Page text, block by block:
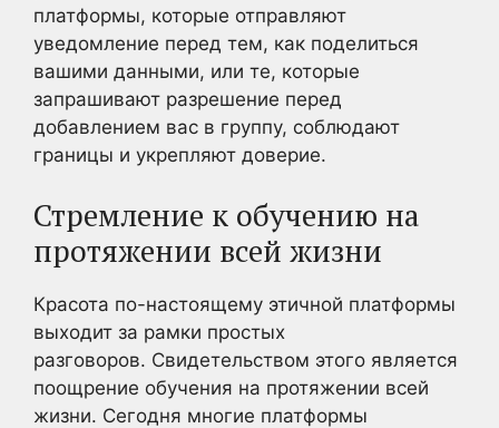
платформы, которые отправляют
уведомление перед тем, как поделиться
вашими данными, или те, которые
запрашивают разрешение перед
добавлением вас в группу, соблюдают
границы и укрепляют доверие.
Стремление к обучению на
протяжении всей жизни
Красота по-настоящему этичной платформы
выходит за рамки простых
разговоров. Свидетельством этого является
поощрение обучения на протяжении всей
жизни. Сегодня многие платформы